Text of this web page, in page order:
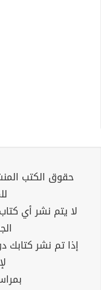
حقوق الكتب
لا يتم نشر أي
إذا تم نشر كتابك